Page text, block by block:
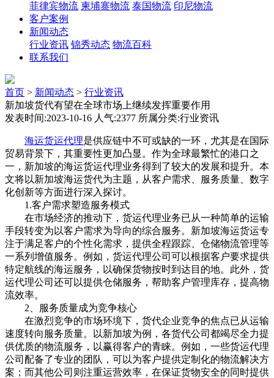
菲律宾物流 柬埔寨物流 泰国物流 印尼物流
客户案例
新闻动态
行业资讯 锦秀动态 物流百科
联系我们
首页 > 新闻动态 > 行业资讯
新加坡货代有望在全球市场上继续发挥重要作用
发表时间:2023-10-16 人气:2377 所属分类:行业资讯
海运货运代理是供应链中不可或缺的一环，尤其是在国际
贸易背景下，其重要性更加凸显。作为全球最繁忙的港口之
一，新加坡的海运货运代理业务得到了较大的发展和提升。本
文将以新加坡海运货代为主题，从客户需求、服务质量、数字
化创新等方面进行深入探讨。
1.客户需求塑造服务模式
在市场经济的推动下，货运代理业务已从一种简单的运输
手段转变为以客户需求为导向的综合服务。新加坡海运货运专
注于满足客户的个性化需求，提供全程跟踪、仓储物流管理等
一系列增值服务。例如，货运代理公司可以根据客户要求提供
特定航线的海运服务，以确保货物按时到达目的地。此外，货
运代理公司还可以提供仓储服务，帮助客户管理库存，提高物
流效率。
2、服务质量成为竞争核心
在激烈竞争的市场环境下，货代企业竞争的焦点已从运输
速度转向服务质量。以新加坡为例，各货代公司都竭尽全力提
供优质的物流服务，以赢得客户的青睐。例如，一些货运代理
公司配备了专业的团队，可以为客户提供定制化的物流解决方
案；而其他公司则注重运营效率，在保证货物安全的同时提供